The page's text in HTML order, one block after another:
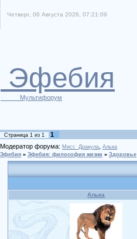
Четверг, 06 Августа 2026, 07:21:09
Эфебия
Мультифорум
Страница 1 из 1
1
Модератор форума: Мисс_Дракула Алька
Эфебия » Эфебия: философия жизни » Здоровье
Алька